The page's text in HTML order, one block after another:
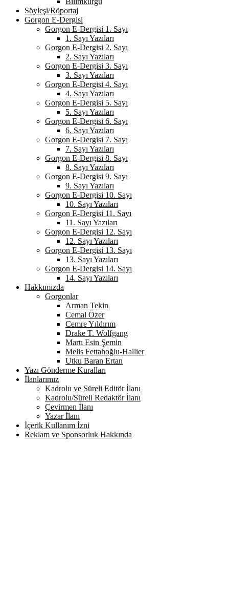
Söyleşi/Röportaj
Gorgon E-Dergisi
Gorgon E-Dergisi 1. Sayı
1. Sayı Yazıları
Gorgon E-Dergisi 2. Sayı
2. Sayı Yazıları
Gorgon E-Dergisi 3. Sayı
3. Sayı Yazıları
Gorgon E-Dergisi 4. Sayı
4. Sayı Yazıları
Gorgon E-Dergisi 5. Sayı
5. Sayı Yazıları
Gorgon E-Dergisi 6. Sayı
6. Sayı Yazıları
Gorgon E-Dergisi 7. Sayı
7. Sayı Yazıları
Gorgon E-Dergisi 8. Sayı
8. Sayı Yazıları
Gorgon E-Dergisi 9. Sayı
9. Sayı Yazıları
Gorgon E-Dergisi 10. Sayı
10. Sayı Yazıları
Gorgon E-Dergisi 11. Sayı
11. Sayı Yazıları
Gorgon E-Dergisi 12. Sayı
12. Sayı Yazıları
Gorgon E-Dergisi 13. Sayı
13. Sayı Yazıları
Gorgon E-Dergisi 14. Sayı
14. Sayı Yazıları
Hakkımızda
Gorgonlar
Arman Tekin
Cemal Özer
Cemre Yıldırım
Drake T. Wolfgang
Martı Esin Şemin
Melis Fettahoğlu-Hallier
Utku Baran Ertan
Yazı Gönderme Kuralları
İlanlarımız
Kadrolu ve Süreli Editör İlanı
Kadrolu/Süreli Redaktör İlanı
Çevirmen İlanı
Yazar İlanı
İçerik Kullanım İzni
Reklam ve Sponsorluk Hakkında